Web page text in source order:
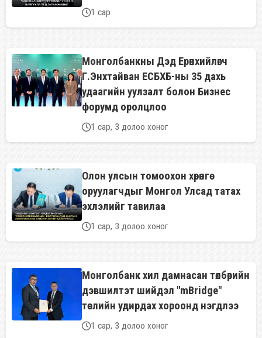
1 сар
Монголбанкны Дэд Ерөнхийлөгч
Г.Энхтайван ЕСБХБ-ны 35 дахь
удаагийн уулзалт болон Бизнес
форумд оролцлоо
1 сар, 3 долоо хоног
Олон улсын томоохон хөрөнгө
оруулагчдыг Монгол Улсад татах
эхлэлийг тавилаа
1 сар, 3 долоо хоног
Монголбанк хил дамнасан төлбөрийн
дэвшилтэт шийдэл "mBridge"
төслийн удирдах хороонд нэгдлээ
1 сар, 3 долоо хоног